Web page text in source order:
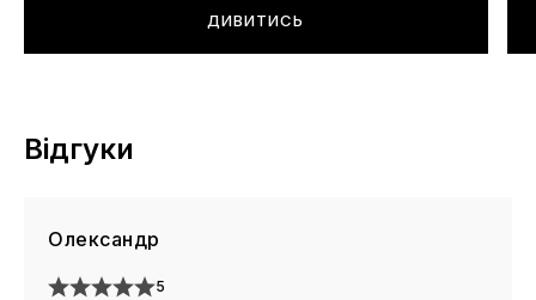
ДИВИТИСЬ
Відгуки
Олександр
5